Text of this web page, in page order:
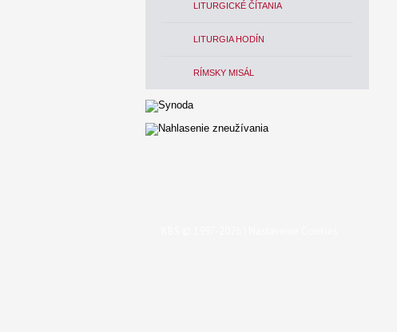
LITURGICKÉ ČÍTANIA
LITURGIA HODÍN
RÍMSKY MISÁL